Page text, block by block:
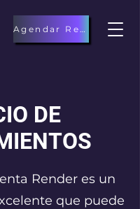
Agendar Reunion
DE
Render es un
que puede